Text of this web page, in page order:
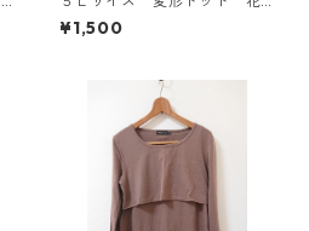
柄 ボウタイブラウス オフ
ホワイト KAE-4761
¥1,500